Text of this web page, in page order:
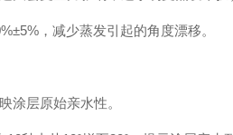
±5% ，减少蒸发引起的角度漂移。
涂层原始亲水性。